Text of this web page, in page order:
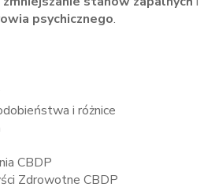
psychicznego.
i różnice
CBDP
Zdrowotne CBDP